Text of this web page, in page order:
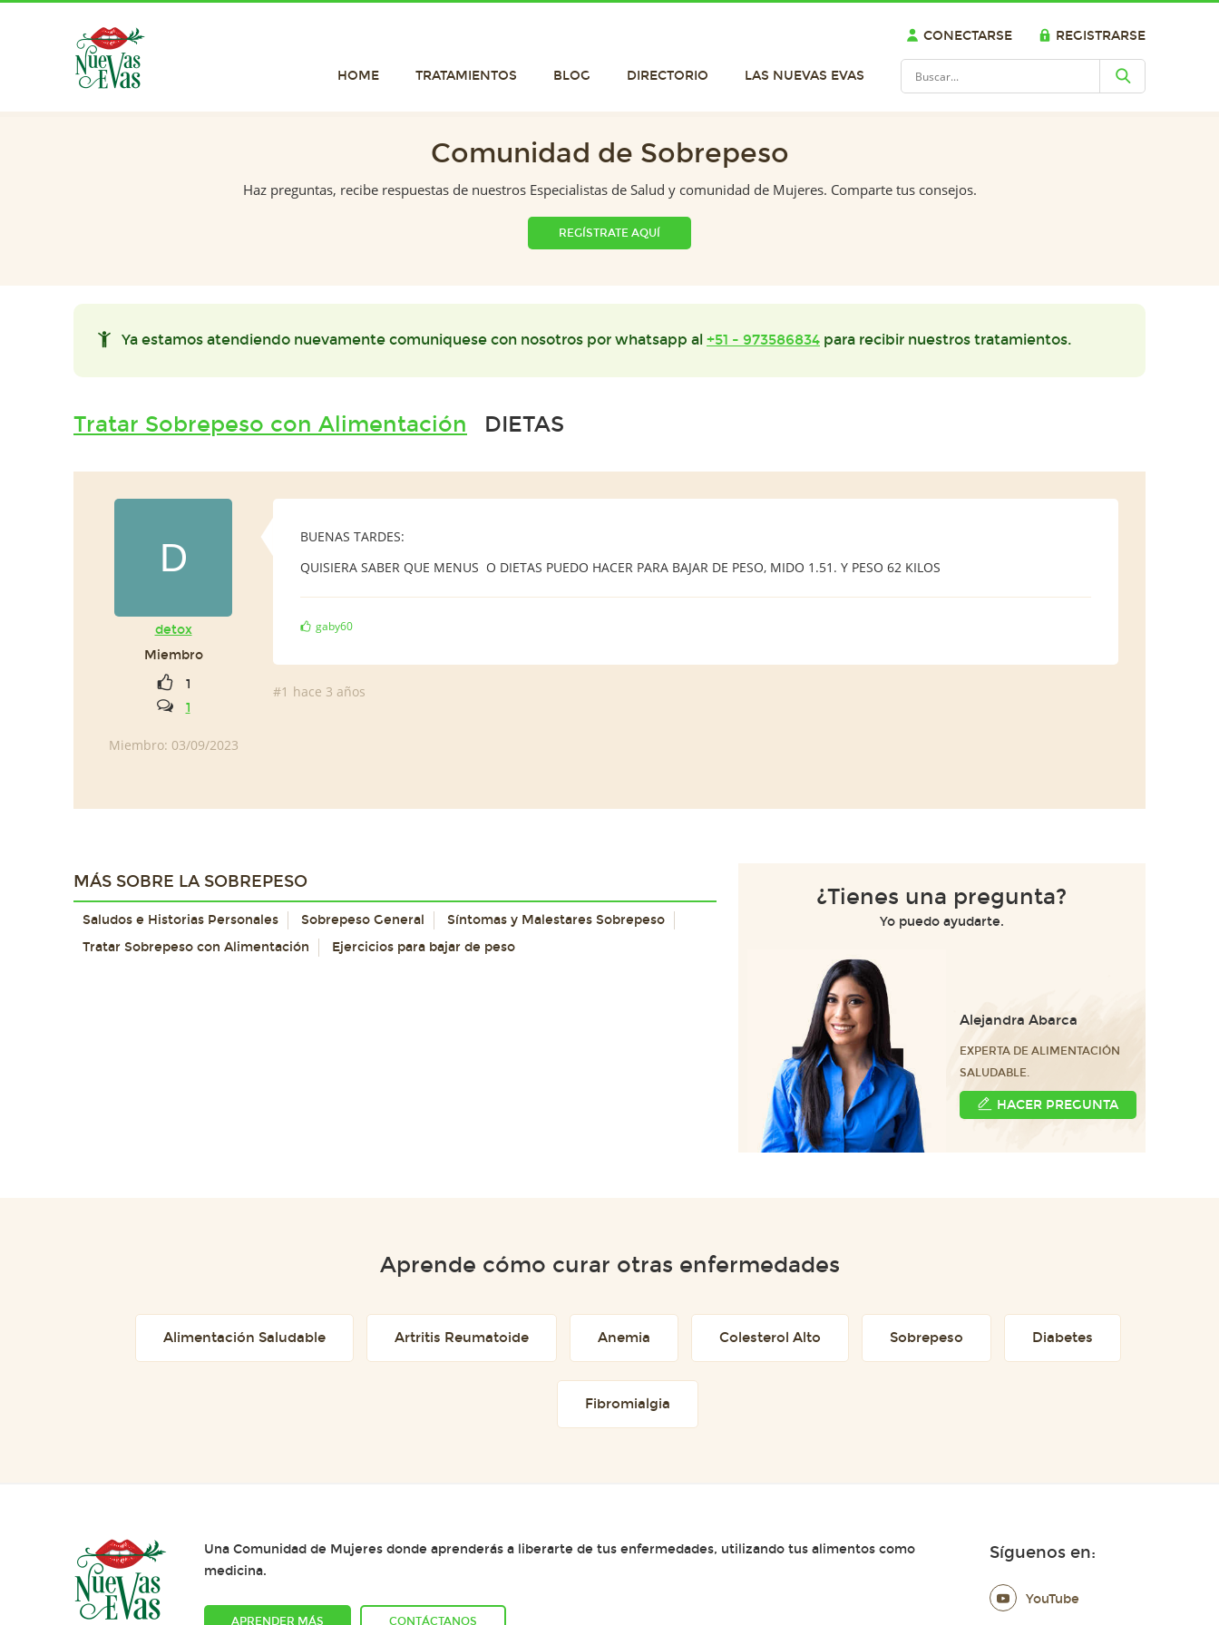
CONECTARSE REGISTRARSE
HOME TRATAMIENTOS BLOG DIRECTORIO LAS NUEVAS EVAS
Comunidad de Sobrepeso
Haz preguntas, recibe respuestas de nuestros Especialistas de Salud y comunidad de Mujeres. Comparte tus consejos.
REGÍSTRATE AQUÍ
Ya estamos atendiendo nuevamente comuniquese con nosotros por whatsapp al +51 - 973586834 para recibir nuestros tratamientos.
Tratar Sobrepeso con Alimentación DIETAS
D
detox
Miembro
1
1
Miembro: 03/09/2023
BUENAS TARDES:
QUISIERA SABER QUE MENUS O DIETAS PUEDO HACER PARA BAJAR DE PESO, MIDO 1.51. Y PESO 62 KILOS
gaby60
#1 hace 3 años
MÁS SOBRE LA SOBREPESO
Saludos e Historias Personales Sobrepeso General
Síntomas y Malestares Sobrepeso
Tratar Sobrepeso con Alimentación
Ejercicios para bajar de peso
¿Tienes una pregunta?
Yo puedo ayudarte.
Alejandra Abarca
EXPERTA DE ALIMENTACIÓN
SALUDABLE.
HACER PREGUNTA
Aprende cómo curar otras enfermedades
Alimentación Saludable Artritis Reumatoide Anemia Colesterol Alto Sobrepeso Diabetes
Fibromialgia
Una Comunidad de Mujeres donde aprenderás a liberarte de tus enfermedades, utilizando tus alimentos como
medicina.
APRENDER MÁS CONTÁCTANOS
Síguenos en:
YouTube